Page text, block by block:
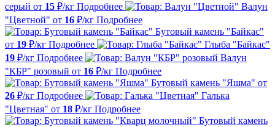
серый от 15 ₽/кг Подробнее
Валун
"Цветной" от 16 ₽/кг Подробнее
Бутовый камень "Байкас"
от 19 ₽/кг Подробнее
Глыба "Байкас"
19 ₽/кг Подробнее
Валун
"КБР" розовый от 16 ₽/кг Подробнее
Бутовый камень "Яшма" от
26 ₽/кг Подробнее
Галька
"Цветная" от 18 ₽/кг Подробнее
Бутовый камень